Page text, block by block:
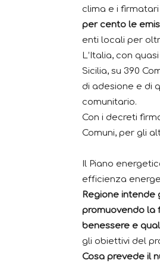
clima e i
per cento le
enti locali per
L’Italia, con
Sicilia, su 390
di adesione e di
comunitario.
Con i decreti
Comuni, per gli
Il Piano
efficienza
Regione
promuovendo la
benessere e
gli obiettivi del
Cosa prevede il